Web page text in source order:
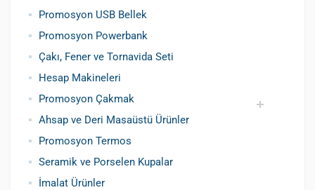
Promosyon USB Bellek
Promosyon Powerbank
Çakı, Fener ve Tornavida Seti
Hesap Makineleri
Promosyon Çakmak
Siboplu Çakmak
Manyetolu Çakmak
Ahsap ve Deri Masaüstü Ürünler
Promosyon Termos
Seramik ve Porselen Kupalar
İmalat Ürünler